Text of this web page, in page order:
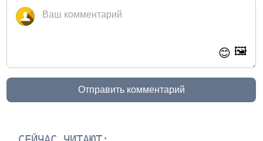
😊 🖼️
Отправить комментарий